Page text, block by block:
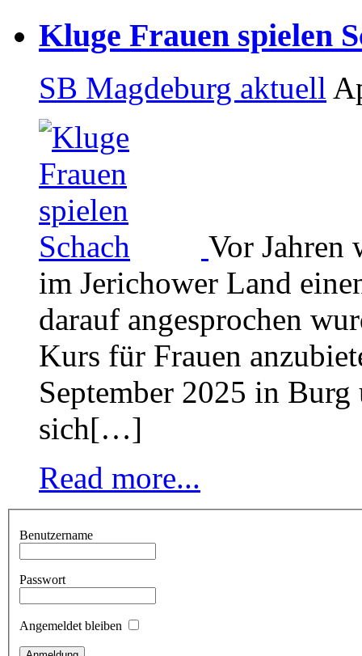
Kluge Frauen spielen
SB Magdeburg aktuell
Vor Jahren
im Jerichower Land
darauf angesprochen
Kurs für Frauen
September 2025 in Burg
sich[…]
Read more...
Benutzername
Passwort
Angemeldet bleiben